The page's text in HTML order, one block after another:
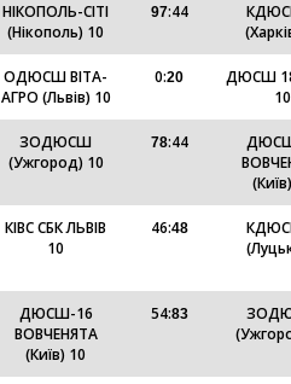
НІКОПОЛЬ-СІТІ
(Нікополь) 10
97:44
ОДЮСШ ВІТА-
АГРО (Львів) 10
0:20
ДЮСШ 18
10
ЗОДЮСШ
(Ужгород) 10
78:44
КІВС СБК ЛЬВІВ
10
46:48
ДЮСШ-16
ВОВЧЕНЯТА
(Київ) 10
54:83